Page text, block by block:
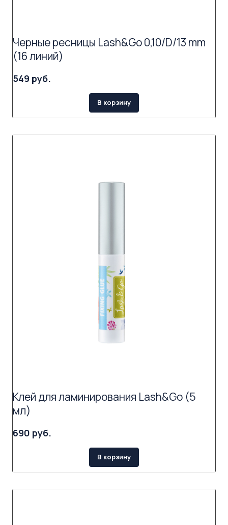
Черные ресницы Lash&Go 0,10/D/13 mm
(16 линий)
549 руб.
В корзину
Клей для ламинирования Lash&Go (5
мл)
690 руб.
В корзину